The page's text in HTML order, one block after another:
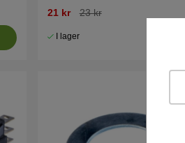
21 kr 23 kr
I lager